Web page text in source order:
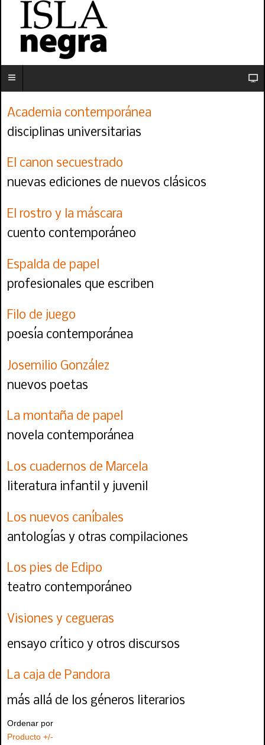
Academia contemporánea
disciplinas universitarias
El canon secuestrado
nuevas ediciones de nuevos clásicos
El rostro y la máscara
cuento contemporáneo
Espalda de papel
profesionales que escriben
Filo de juego
poesía contemporánea
Josemilio González
nuevos poetas
La montaña de papel
novela contemporánea
Los cuadernos de Marcela
literatura infantil y juvenil
Los nuevos caníbales
antologías y otras compilaciones
Los pies de Edipo
teatro contemporáneo
Visiones y cegueras
ensayo crítico y otros discursos
La caja de Pandora
más allá de los géneros literarios
Ordenar por
Producto +/-